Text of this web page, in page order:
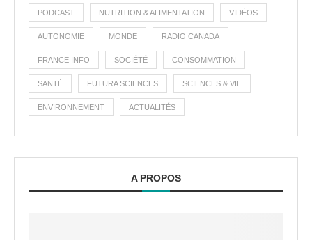
PODCAST NUTRITION & ALIMENTATION VIDÉOS
AUTONOMIE MONDE RADIO CANADA
FRANCE INFO SOCIÉTÉ CONSOMMATION
SANTÉ FUTURA SCIENCES SCIENCES & VIE
ENVIRONNEMENT ACTUALITÉS
A PROPOS